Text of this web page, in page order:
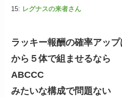
15: レグナスの来者さん
ラッキー報酬の確率アッ
から５体で組ませるなら
ABCCC
みたいな構成で問題ない